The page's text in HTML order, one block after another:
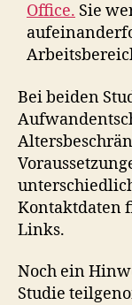
Office. Sie
Bei beiden
Kontaktdaten
Links.
Noch ein
Studie